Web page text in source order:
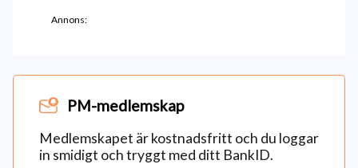
Annons:
PM-medlemskap
Medlemskapet är kostnadsfritt och du loggar
in smidigt och tryggt med ditt BankID.